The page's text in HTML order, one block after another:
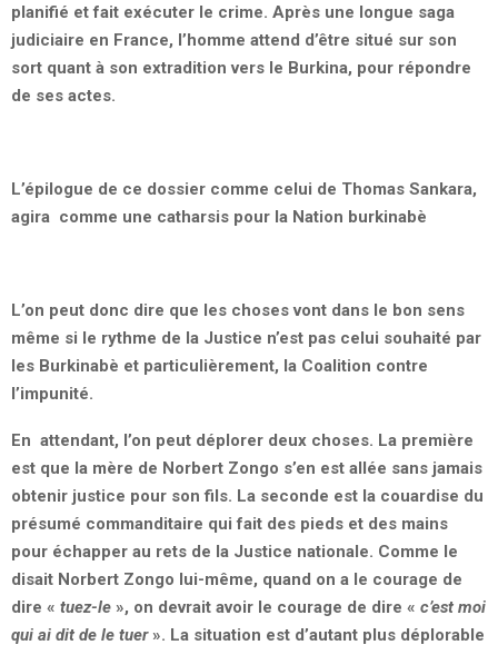
planifié et fait exécuter le crime. Après une longue saga
judiciaire en France, l’homme attend d’être situé sur son
sort quant à son extradition vers le Burkina, pour répondre
de ses actes.
L’épilogue de ce dossier comme celui de Thomas Sankara,
agira comme une catharsis pour la Nation burkinabè
L’on peut donc dire que les choses vont dans le bon sens
même si le rythme de la Justice n’est pas celui souhaité par
les Burkinabè et particulièrement, la Coalition contre
l’impunité.
En attendant, l’on peut déplorer deux choses. La première
est que la mère de Norbert Zongo s’en est allée sans jamais
obtenir justice pour son fils. La seconde est la couardise du
présumé commanditaire qui fait des pieds et des mains
pour échapper au rets de la Justice nationale. Comme le
disait Norbert Zongo lui-même, quand on a le courage de
dire « tuez-le », on devrait avoir le courage de dire « c’est moi
qui ai dit de le tuer ». La situation est d’autant plus déplorable